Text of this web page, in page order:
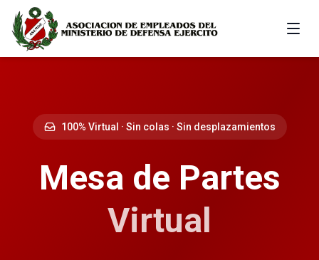
100% Virtual · Sin colas · Sin desplazamientos
Mesa de Partes
Virtual